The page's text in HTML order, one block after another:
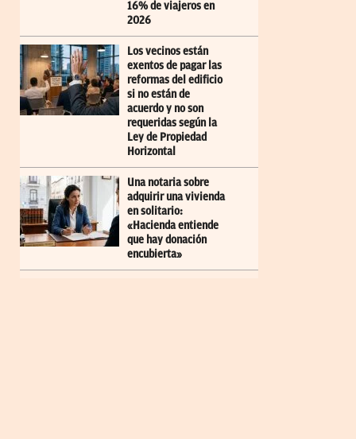
16% de viajeros en
2026
Los vecinos están
exentos de pagar las
reformas del edificio
si no están de
acuerdo y no son
requeridas según la
Ley de Propiedad
Horizontal
Una notaria sobre
adquirir una vivienda
en solitario:
«Hacienda entiende
que hay donación
encubierta»